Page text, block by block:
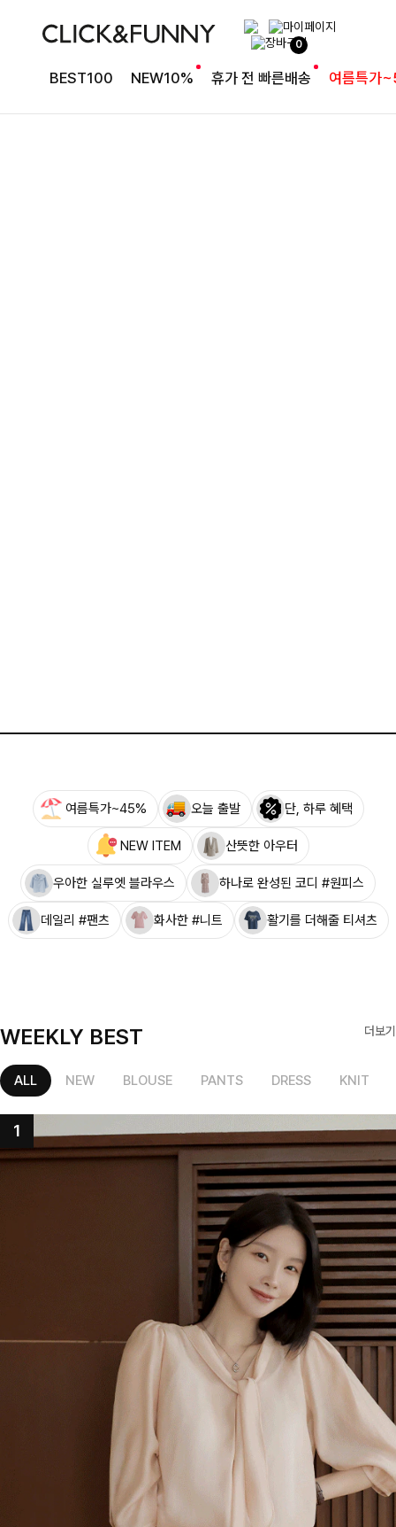
0
BEST100 NEW10% 휴가 전 빠른배송 여름특가
완성도 높은 원피스SET
특스트라이프 링클원피스+스트링자켓SET
여름특가~45% 오늘 출발 단, 하루 혜택
NEW ITEM 산뜻한 아우터
우아한 실루엣 블라우스 하나로 완성된 코디 #원피스
데일리 #팬츠 화사한 #니트 활기를 더해줄 티셔츠
WEEKLY BEST 더보기
ALL NEW BLOUSE PANTS DRESS KNIT